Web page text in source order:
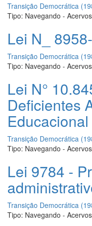
Transição Democrática
Tipo: Navegando -
Lei N_
Transição Democrática
Tipo: Navegando -
Lei N°
Deficientes
Educacional
Transição Democrática
Tipo: Navegando -
Lei 9784 -
Transição Democrática
Tipo: Navegando -